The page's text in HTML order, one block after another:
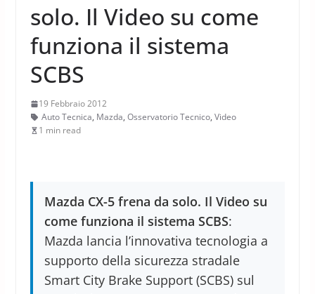
solo. Il Video su come
funziona il sistema
SCBS
19 Febbraio 2012
Auto Tecnica, Mazda, Osservatorio Tecnico, Video
1 min read
Mazda CX-5 frena da solo. Il Video su
come funziona il sistema SCBS:
Mazda lancia l’innovativa tecnologia a
supporto della sicurezza stradale
Smart City Brake Support (SCBS) sul